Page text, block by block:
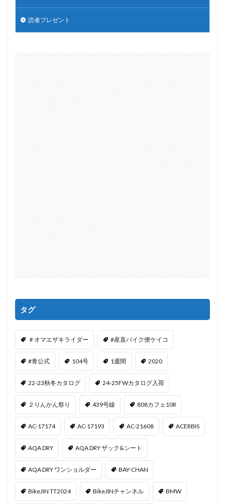
読者プレゼント
タグ
＃オマエザキライダー #産直バイク便ケイコ
#青公式 104号 1週間 2020
22-23秋冬カタログ 24-25FWカタログ入荷
２りんかん祭り 439号線 808カフェ10R
AC-17174 AC-17193 AC-21608 ACERBIS
AQA DRY AQA DRY ザック&シート
AQA DRY ワンショルダー BAY-CHAN
BikeJIN TT2024 BikeJINチャンネル BMW